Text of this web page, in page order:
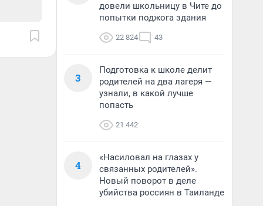
довели школьницу в Чите до
попытки поджога здания
22 824 43
3
Подготовка к школе делит
родителей на два лагеря —
узнали, в какой лучше
попасть
21 442
4
«Насиловал на глазах у
связанных родителей».
Новый поворот в деле
убийства россиян в Таиланде